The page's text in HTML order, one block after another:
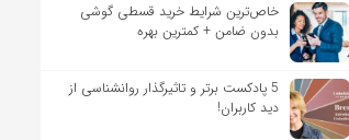
خاص‌ترین شرایط خرید قسطی گوشی
بدون ضامن + کمترین بهره
5 پادکست برتر و تاثیرگذار روانشناسی از
دید کاربران!